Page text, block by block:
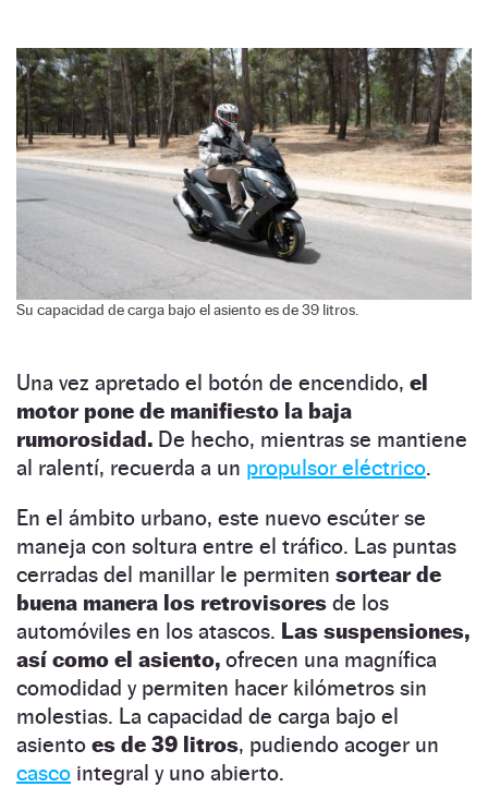
Su capacidad de carga bajo el asiento es de 39 litros.
Una vez apretado el botón de encendido, el
motor pone de manifiesto la baja
rumorosidad. De hecho, mientras se mantiene
al ralentí, recuerda a un propulsor eléctrico.
En el ámbito urbano, este nuevo escúter se
maneja con soltura entre el tráfico. Las puntas
cerradas del manillar le permiten sortear de
buena manera los retrovisores de los
automóviles en los atascos. Las suspensiones,
así como el asiento, ofrecen una magnífica
comodidad y permiten hacer kilómetros sin
molestias. La capacidad de carga bajo el
asiento es de 39 litros, pudiendo acoger un
casco integral y uno abierto.